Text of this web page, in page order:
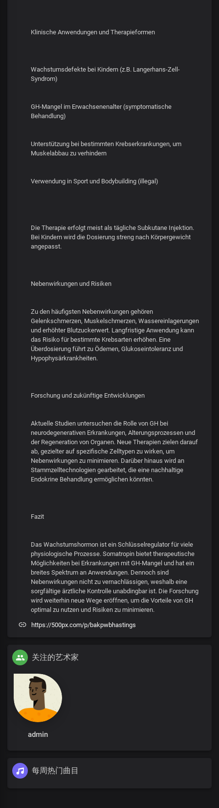
Klinische Anwendungen und Therapieformen
Wachstumsdefekte bei Kindern (z.B. Langerhans-Zell-
Syndrom)
GH-Mangel im Erwachsenenalter (symptomatische
Behandlung)
Unterstützung bei bestimmten Krebserkrankungen, um
Muskelabbau zu verhindern
Verwendung in Sport und Bodybuilding (illegal)
Die Therapie erfolgt meist als tägliche Subkutane Injektion.
Bei Kindern wird die Dosierung streng nach Körpergewicht
angepasst.
Nebenwirkungen und Risiken
Zu den häufigsten Nebenwirkungen gehören
Gelenkschmerzen, Muskelschmerzen, Wassereinlagerungen
und erhöhter Blutzuckerwert. Langfristige Anwendung kann
das Risiko für bestimmte Krebsarten erhöhen. Eine
Überdosierung führt zu Ödemen, Glukoseintoleranz und
Hypophysärkrankheiten.
Forschung und zukünftige Entwicklungen
Aktuelle Studien untersuchen die Rolle von GH bei
neurodegenerativen Erkrankungen, Alterungsprozessen und
der Regeneration von Organen. Neue Therapien zielen darauf
ab, gezielter auf spezifische Zelltypen zu wirken, um
Nebenwirkungen zu minimieren. Darüber hinaus wird an
Stammzelltechnologien gearbeitet, die eine nachhaltige
Endokrine Behandlung ermöglichen könnten.
Fazit
Das Wachstumshormon ist ein Schlüsselregulator für viele
physiologische Prozesse. Somatropin bietet therapeutische
Möglichkeiten bei Erkrankungen mit GH-Mangel und hat ein
breites Spektrum an Anwendungen. Dennoch sind
Nebenwirkungen nicht zu vernachlässigen, weshalb eine
sorgfältige ärztliche Kontrolle unabdingbar ist. Die Forschung
wird weiterhin neue Wege eröffnen, um die Vorteile von GH
optimal zu nutzen und Risiken zu minimieren.
https://500px.com/p/bakpwbhastings
关注的艺术家
admin
每周热门曲目